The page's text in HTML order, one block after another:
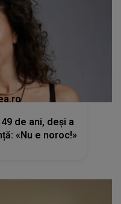
de ani, deși a
«Nu e noroc!»